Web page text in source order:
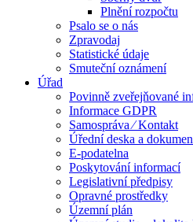
Plnění rozpočtu
Psalo se o nás
Zpravodaj
Statistické údaje
Smuteční oznámení
Úřad
Povinně zveřejňované
Informace GDPR
Samospráva ⁄ Kontakt
Úřední deska a
E-podatelna
Poskytování informací
Legislativní předpisy
Opravné prostředky
Územní plán